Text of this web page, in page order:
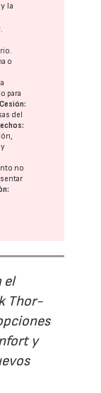
y la
o
para
Cesión:
del
no
el
Thor-
y